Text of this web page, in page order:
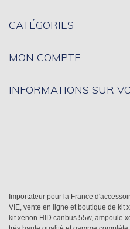
Importateur pour la France
VIE, vente en ligne et boutique de kit
kit xenon HID canbus 55w, ampoule
CATÉGORIES
MON COMPTE
INFORMATIONS SUR